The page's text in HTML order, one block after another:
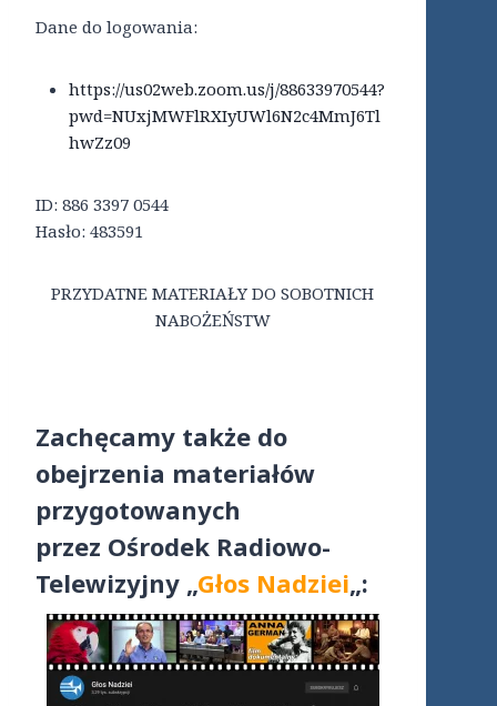
Dane do logowania:
https://us02web.zoom.us/j/88633970544?
pwd=NUxjMWFlRXIyUWl6N2c4MmJ6Tl
hwZz09
ID: 886 3397 0544
Hasło: 483591
PRZYDATNE MATERIAŁY DO SOBOTNICH
NABOŻEŃSTW
Zachęcamy także do
obejrzenia materiałów
przygotowanych
przez Ośrodek Radiowo-
Telewizyjny „Głos Nadziei„: